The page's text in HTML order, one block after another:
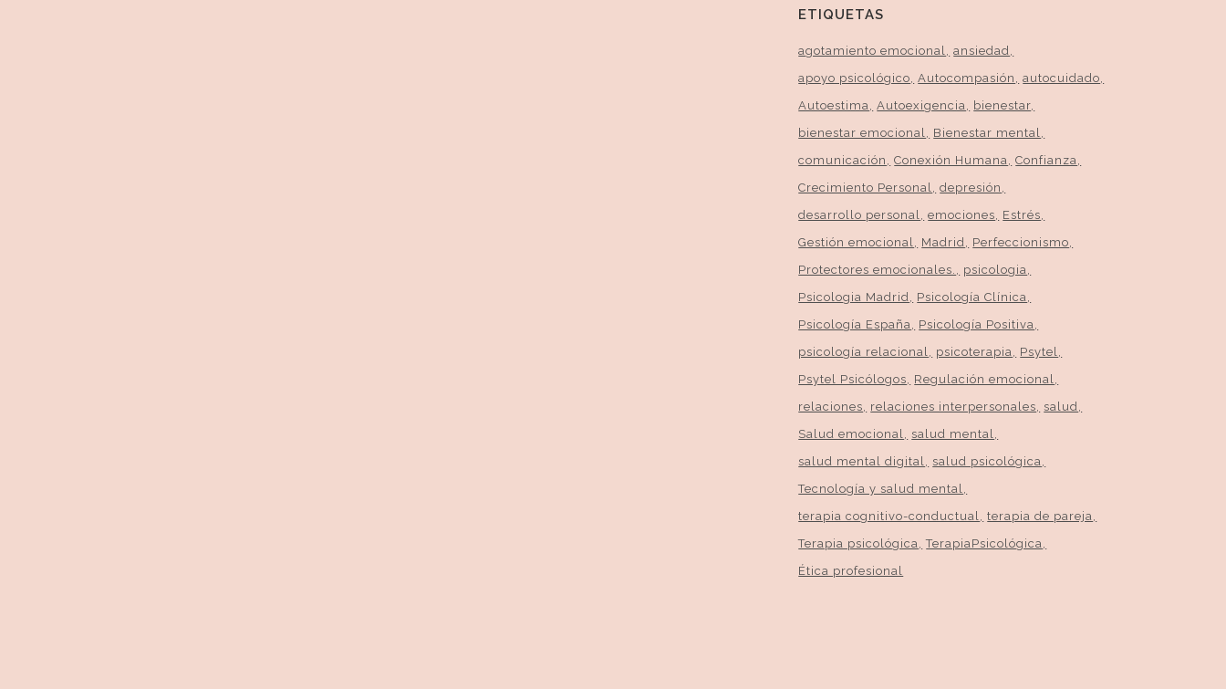
ETIQUETAS
agotamiento emocional
ansiedad
apoyo psicológico
Autocompasión
autocuidado
Autoestima
Autoexigencia
bienestar
bienestar emocional
Bienestar mental
comunicación
Conexión Humana
Confianza
Crecimiento Personal
depresión
desarrollo personal
emociones
Estrés
Gestión emocional
Madrid
Perfeccionismo
Protectores emocionales.
psicologia
Psicologia Madrid
Psicología Clínica
Psicología España
Psicología Positiva
psicología relacional
psicoterapia
Psytel
Psytel Psicólogos
Regulación emocional
relaciones
relaciones interpersonales
salud
Salud emocional
salud mental
salud mental digital
salud psicológica
Tecnología y salud mental
terapia cognitivo-conductual
terapia de pareja
Terapia psicológica
TerapiaPsicológica
Ética profesional